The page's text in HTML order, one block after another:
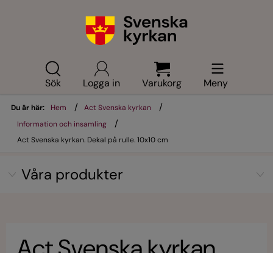
Sök Logga in Varukorg Meny
Du är här: Hem / Act Svenska kyrkan /
Information och insamling /
Act Svenska kyrkan. Dekal på rulle. 10x10 cm
Våra produkter